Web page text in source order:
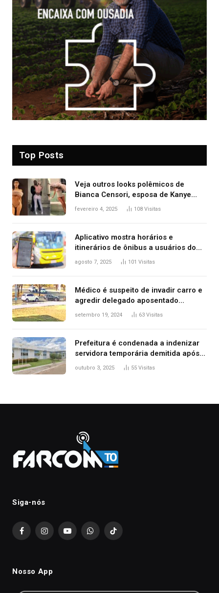
Top Posts
Veja outros looks polêmicos de
Bianca Censori, esposa de Kanye
West que apareceu nua no Grammy
fevereiro 4, 2025 108 Visitas
Aplicativo mostra horários e
itinerários de ônibus a usuários do
transporte público de Palmas; confira
agosto 7, 2025 101 Visitas
Médico é suspeito de invadir carro e
agredir delegado aposentado
durante confusão no trânsito
setembro 19, 2024 63 Visitas
Prefeitura é condenada a indenizar
servidora temporária demitida após
nascimento da filha
outubro 3, 2025 55 Visitas
Siga-nós
FacebookInstagramYouTubeWhatsAppTikTok
Nosso App